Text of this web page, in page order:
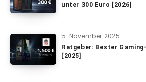
unter 300 Euro [2026]
5. November 2025
Ratgeber: Bester
[2025]